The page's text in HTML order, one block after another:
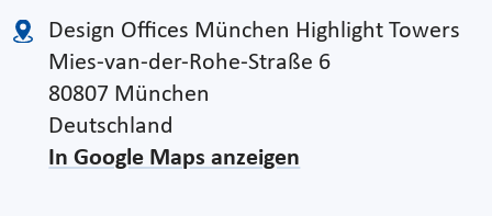
Design Offices München Highlight Towers
Mies-van-der-Rohe-Straße 6
80807 München
Deutschland
In Google Maps anzeigen